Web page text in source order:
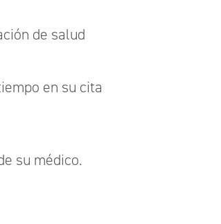
de salud
en su cita
su médico.